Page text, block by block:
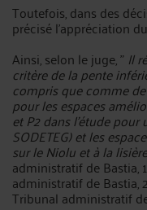
Toutefois, dans des
précisé l'appréciation
Ainsi, selon le juge, " Il
critère de la pente
compris que comme
pour les espaces
et P2 dans l'étude
SODETEG) et les
sur le Niolu et à la
administratif de Bastia,
administratif de Bastia,
Tribunal administratif